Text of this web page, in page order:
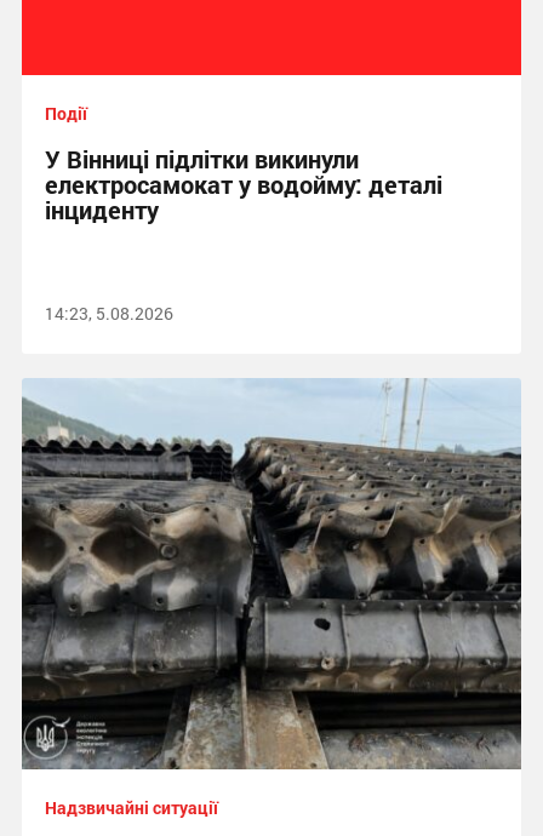
Події
У Вінниці підлітки викинули
електросамокат у водойму: деталі
інциденту
14:23, 5.08.2026
Надзвичайні ситуації